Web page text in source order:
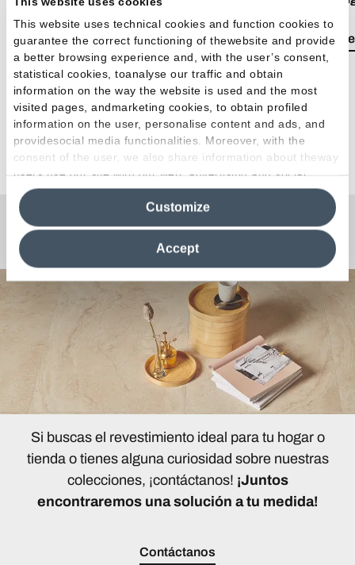
This website uses technical cookies and function cookies to
guarantee the correct functioning of thewebsite and provide
a better browsing experience and, with the user’s consent,
statistical cookies, toanalyse our traffic and obtain
information on the way the website is used and the most
visited pages, andmarketing cookies, to obtain profiled
information on the user, personalise content and ads, and
providesocial media functionalities. Moreover, with the
consent of the user, we also share information about theway
users use our site with our web, advertising and social
media analytics partners, who may combine itwith other
information in their possession. By closing this banner,
clicking on "Reject", it will be possible tocontinue browsing
the site after installing only technical cookies. For more
information see the
Cookie Policy
Accept
Customize
Lea el artículo Lea
¿Curiosidades o Preguntas?
Si buscas el revestimiento ideal para tu hogar o
tienda o tienes alguna curiosidad sobre nuestras
colecciones, ¡contáctanos! ¡Juntos
encontraremos una solución a tu medida!
Contáctanos